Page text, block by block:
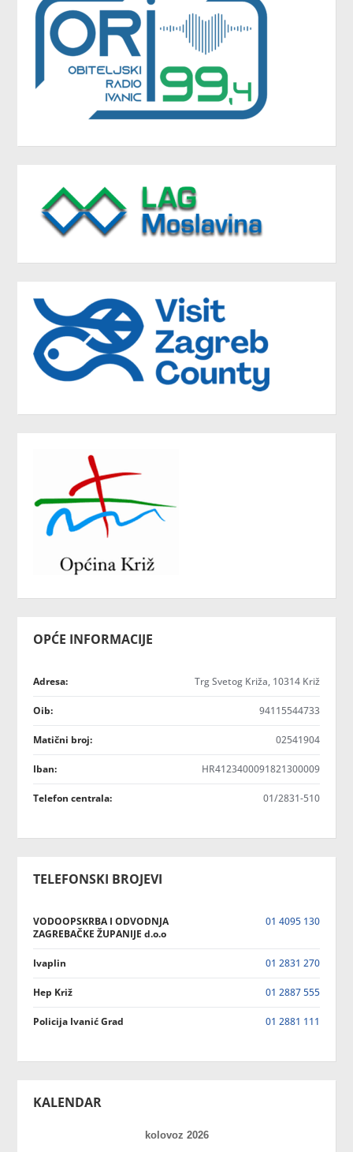
OPĆE INFORMACIJE
Adresa: Trg Svetog Križa, 10314 Križ
Oib: 94115544733
Matični broj: 02541904
Iban: HR4123400091821300009
Telefon centrala: 01/2831-510
TELEFONSKI BROJEVI
VODOOPSKRBA I ODVODNJA
ZAGREBAČKE ŽUPANIJE d.o.o
01 4095 130
Ivaplin 01 2831 270
Hep Križ 01 2887 555
Policija Ivanić Grad 01 2881 111
KALENDAR
kolovoz 2026